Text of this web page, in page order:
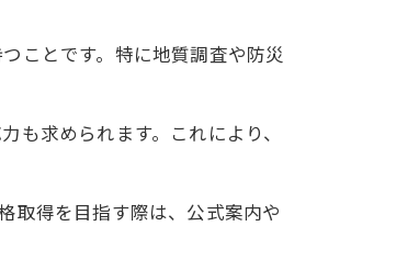
ことです。特に地質調査や防災
求められます。これにより、
取得を目指す際は、公式案内や